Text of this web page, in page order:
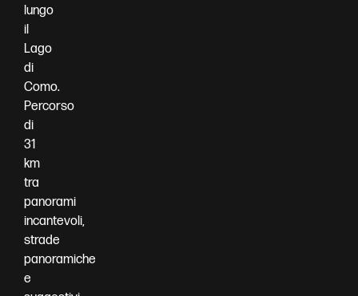
lungo
il
Lago
di
Como.
Percorso
di
31
km
tra
panorami
incantevoli,
strade
panoramiche
e